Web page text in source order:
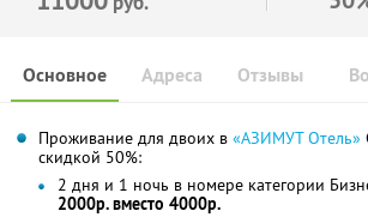
Основное Отзывы
Адреса
Проживание для двоих в «АЗИМУТ Отель»
скидкой 50%:
2 дня и 1 ночь в номере категории
2000р. вместо 4000р.